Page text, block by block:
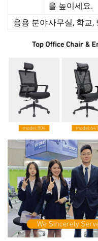
을 높이세요.
응용 분야사무실, 학교,